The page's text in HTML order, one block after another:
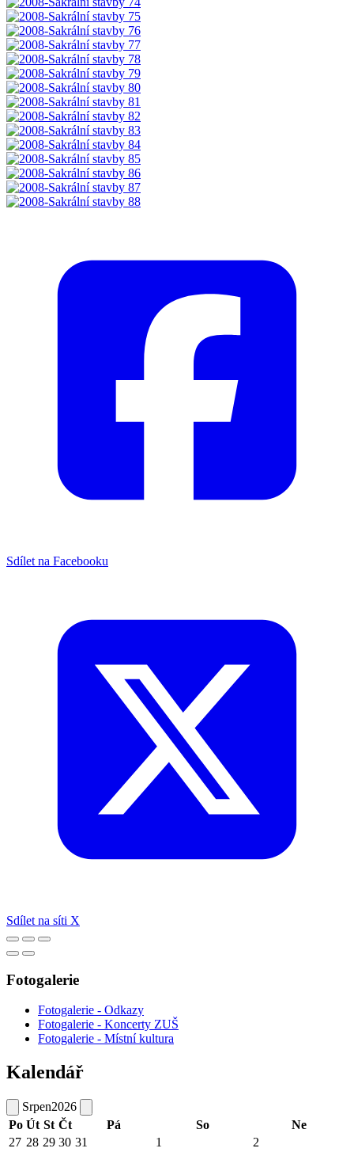
Sdílet na Facebooku
Sdílet na síti X
Fotogalerie
Fotogalerie - Odkazy
Fotogalerie - Koncerty ZUŠ
Fotogalerie - Místní kultura
Kalendář
Srpen2026
Po Út St Čt Pá So
Ne
27 28 29 30 31 1 2